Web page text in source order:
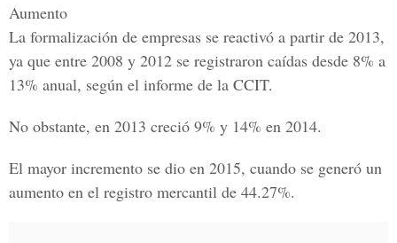
Aumento
La formalización de empresas se reactivó a partir de 2013,
ya que entre 2008 y 2012 se registraron caídas desde 8% a
13% anual, según el informe de la CCIT.
No obstante, en 2013 creció 9% y 14% en 2014.
El mayor incremento se dio en 2015, cuando se generó un
aumento en el registro mercantil de 44.27%.